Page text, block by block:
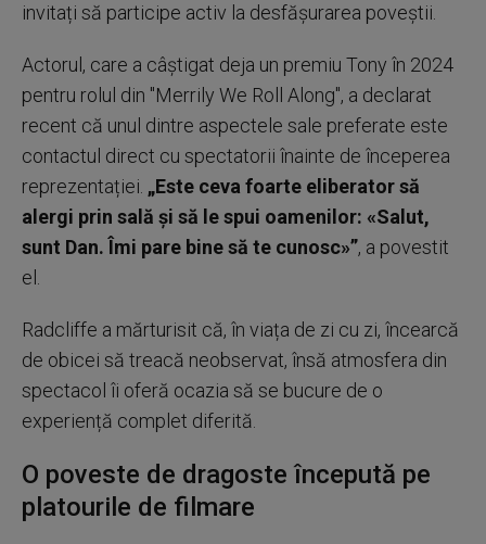
invitați să participe activ la desfășurarea poveștii.
Actorul, care a câștigat deja un premiu Tony în 2024
pentru rolul din "Merrily We Roll Along", a declarat
recent că unul dintre aspectele sale preferate este
contactul direct cu spectatorii înainte de începerea
reprezentației. „Este ceva foarte eliberator să
alergi prin sală și să le spui oamenilor: «Salut,
sunt Dan. Îmi pare bine să te cunosc»”, a povestit
el.
Radcliffe a mărturisit că, în viața de zi cu zi, încearcă
de obicei să treacă neobservat, însă atmosfera din
spectacol îi oferă ocazia să se bucure de o
experiență complet diferită.
O poveste de dragoste începută pe
platourile de filmare